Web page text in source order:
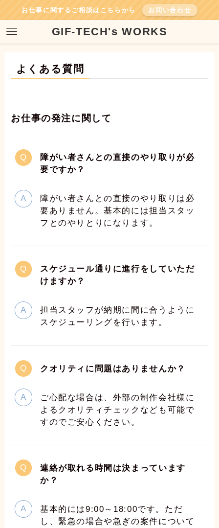
お仕事に関するご相談はこちらから お問い合わせ
GIF-TECH's WORKS
よくある質問
お仕事の発注に関して
障がい者さんとの直接のやり取りが必
要ですか？
障がい者さんとの直接のやり取りは必
要ありません。基本的には担当スタッ
フとのやりとりになります。
スケジュール通りに進行をしていただ
けますか？
担当スタッフが納期に間に合うように
スケジューリングを行います。
クオリティに問題はありませんか？
ご心配な場合は、外部の制作会社様に
よるクオリティチェックなども可能で
すのでご安心ください。
連絡が取れる時間は決まっています
か？
基本的には9:00～18:00です。ただ
し、緊急の場合や急ぎの案件について